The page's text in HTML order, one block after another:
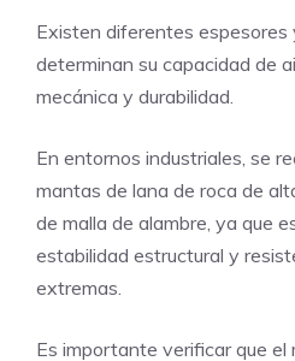
Existen diferentes espesores
determinan su capacidad de
mecánica y durabilidad.
En entornos industriales, se
mantas de lana de roca de
de malla de alambre, ya que
estabilidad estructural y
extremas.
Es importante verificar que el